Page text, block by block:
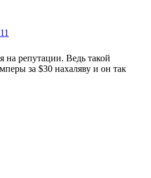
на репутации. Ведь такой
за $30 нахаляву и он так